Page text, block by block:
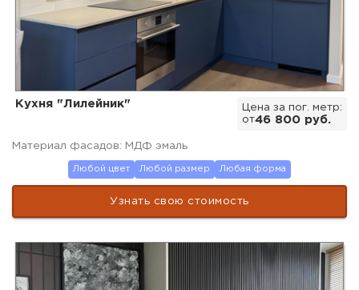
Цена за пог. метр:
от46 800 руб.
Кухня "Лилейник"
Материал фасадов: МДФ эмаль
Любой цвет Любой размер Любая форма
Узнать свою стоимость